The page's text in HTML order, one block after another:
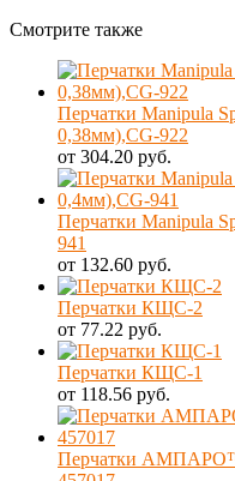
Смотрите также
Перчатки Manipula
0,38мм),CG-922
от 304.20 руб.
Перчатки Manipula
941
от 132.60 руб.
Перчатки КЩС-2
от 77.22 руб.
Перчатки КЩС-1
от 118.56 руб.
Перчатки АМПАРО™